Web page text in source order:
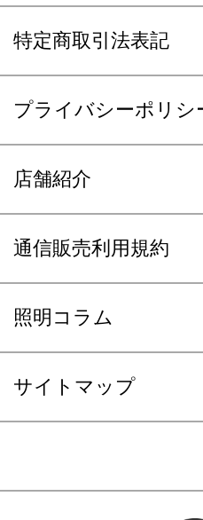
特定商取引法表記
プライバシーポリシ
店舗紹介
通信販売利用規約
照明コラム
サイトマップ